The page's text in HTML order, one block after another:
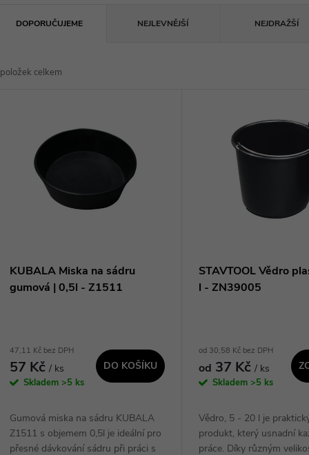
z
DOPORUČUJEME NEJLEVNĚJŠÍ NEJDRAŽŠÍ
položek celkem
KUBALA Miska na sádru
gumová | 0,5l - Z1511
47,11 Kč bez DPH
57 Kč / ks
Skladem >5 ks
DO KOŠÍKU
Gumová miska na sádru KUBALA
Z1511 s objemem 0,5l je ideální pro
přesné dávkování sádru při práci s
STAVTOOL Vědro
l - ZN39005
od 30,58 Kč bez DPH
od 37 Kč/ ks
Skladem>5 ks
Vědro, 5 - 20 l je
produkt, který usnadní
práce. Díky různým